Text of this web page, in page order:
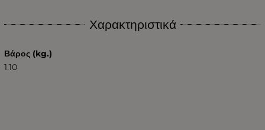
Χαρακτηριστικά
Βάρος (kg.)
1.10